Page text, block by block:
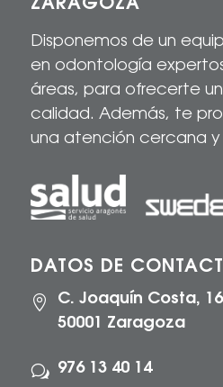
ZARAGOZA
Disponemos de un
en odontología
áreas, para ofrecerte
calidad. Además, te
una atención cercana y
DATOS DE

C. Joaquín Costa,
50001 Zaragoza
w 976 13 40 14